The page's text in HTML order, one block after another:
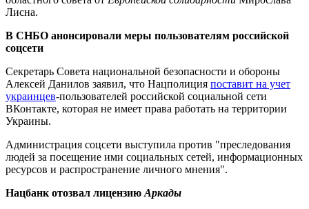
Лисна.
В СНБО анонсировали меры пользователям российской
соцсети
Секретарь Совета национальной безопасности и обороны
Алексей Данилов заявил, что Нацполиция поставит на учет
украинцев-пользователей российской социальной сети
ВКонтакте, которая не имеет права работать на территории
Украины.
Администрация соцсети выступила против "преследования
людей за посещение ими социальных сетей, информационных
ресурсов и распространение личного мнения".
Нацбанк отозвал лицензию Аркады